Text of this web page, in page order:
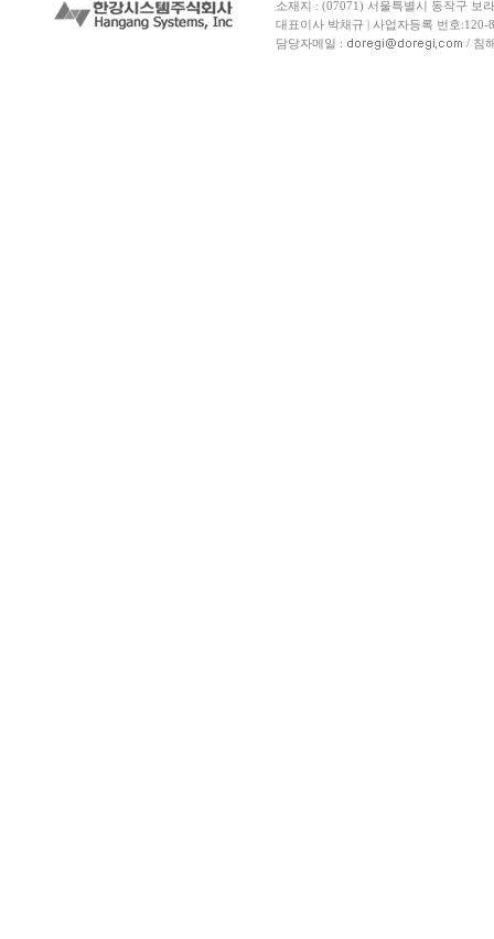
소재지 : (07071) 서울특별시 동작구 보
대표이사 박채규 | 사업자등록 번호
담당자메일 :
/ 침